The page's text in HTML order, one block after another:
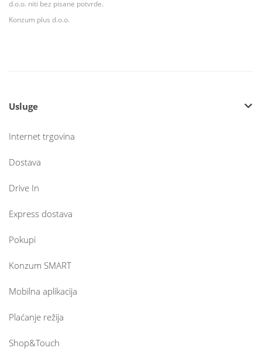
d.o.o. niti bez pisane potvrde.
Konzum plus d.o.o.
Usluge
Internet trgovina
Dostava
Drive In
Express dostava
Pokupi
Konzum SMART
Mobilna aplikacija
Plaćanje režija
Shop&Touch